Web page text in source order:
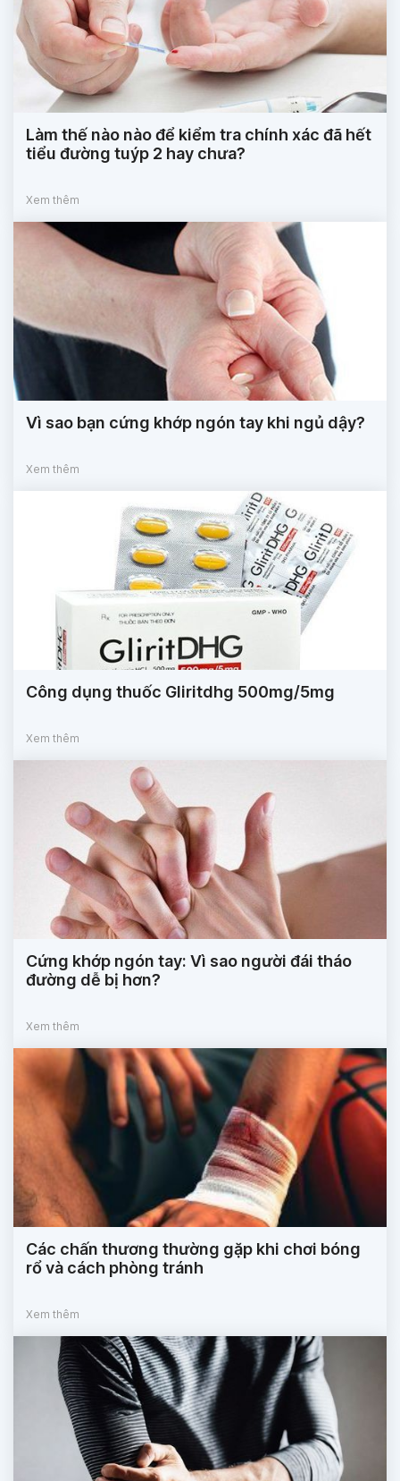
Làm thế nào nào để kiểm tra chính xác đã hết
tiểu đường tuýp 2 hay chưa?
Xem thêm
Vì sao bạn cứng khớp ngón tay khi ngủ dậy?
Xem thêm
Công dụng thuốc Gliritdhg 500mg/5mg
Xem thêm
Cứng khớp ngón tay: Vì sao người đái tháo
đường dễ bị hơn?
Xem thêm
Các chấn thương thường gặp khi chơi bóng
rổ và cách phòng tránh
Xem thêm